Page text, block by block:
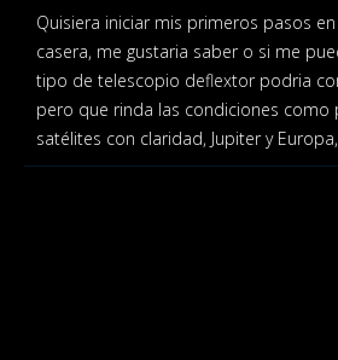
Quisiera iniciar mis primeros pasos
casera, me gustaria saber o si me
tipo de telescopio deflextor podria
pero que rinda las condiciones como
satélites con claridad, Jupiter y